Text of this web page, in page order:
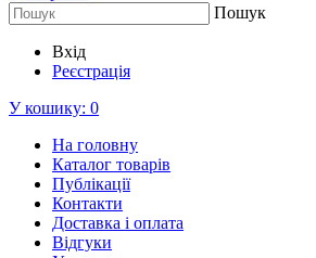
Пошук
Вхід
Реєстрація
У кошику: 0
На головну
Каталог товарів
Публікації
Контакти
Доставка і оплата
Відгуки